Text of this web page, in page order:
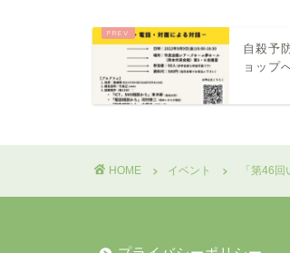
自殺予
ョップ
HOME イベント 「第46